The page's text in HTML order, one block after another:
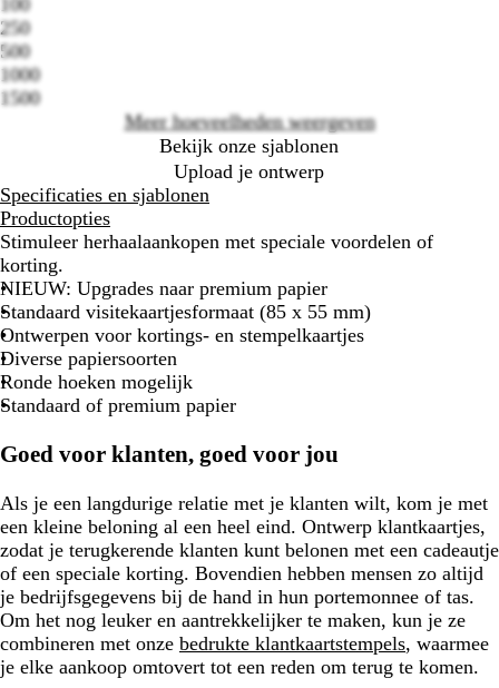
250
500
1000
1500
Meer hoeveelheden weergeven
Bekijk onze sjablonen
Upload je ontwerp
Specificaties en sjablonen
Productopties
Stimuleer herhaalaankopen met speciale voordelen of
korting.
NIEUW: Upgrades naar premium papier
Standaard visitekaartjesformaat (85 x 55 mm)
Ontwerpen voor kortings- en stempelkaartjes
Diverse papiersoorten
Ronde hoeken mogelijk
Standaard of premium papier
Goed voor klanten, goed voor jou
Als je een langdurige relatie met je klanten wilt, kom je met
een kleine beloning al een heel eind. Ontwerp klantkaartjes,
zodat je terugkerende klanten kunt belonen met een cadeautje
of een speciale korting. Bovendien hebben mensen zo altijd
je bedrijfsgegevens bij de hand in hun portemonnee of tas.
Om het nog leuker en aantrekkelijker te maken, kun je ze
combineren met onze bedrukte klantkaartstempels, waarmee
je elke aankoop omtovert tot een reden om terug te komen.